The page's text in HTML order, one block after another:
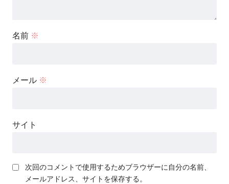
名前 ※
メール ※
サイト
次回のコメントで使用するためブラウザーに自分の名前、
メールアドレス、サイトを保存する。